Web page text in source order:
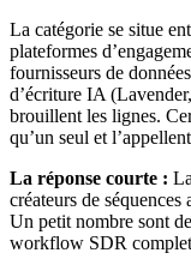
La catégorie se situe
plateformes
fournisseurs de
d’écriture IA
brouillent les lignes.
qu’un seul et
La réponse courte :
créateurs de séquences
Un petit nombre sont
workflow SDR